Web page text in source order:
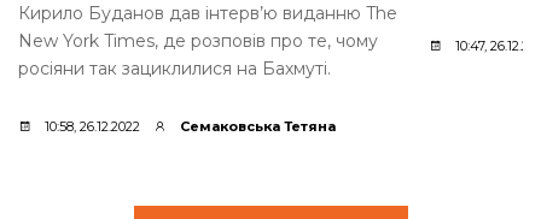
Кирило Буданов дав інтерв’ю виданню The
New York Times, де розповів про те, чому
росіяни так зациклилися на Бахмуті.
10:58, 26.12.2022 Семаковська Тетяна
10:47,